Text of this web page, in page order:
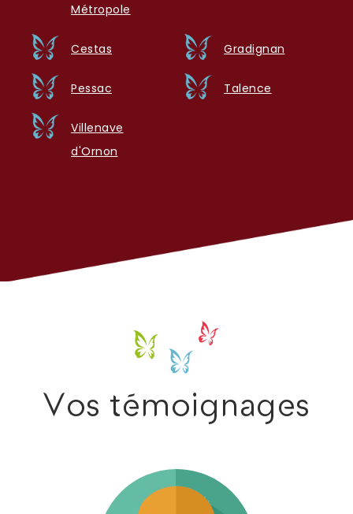
Métropole
Cestas Gradignan
Pessac Talence
Villenave
d'Ornon
Vos témoignages